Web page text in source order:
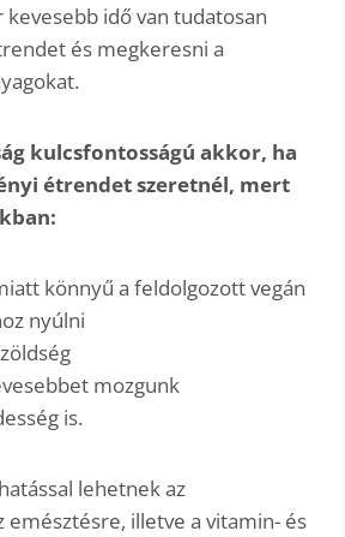
kevesebb idő van tudatosan
és megkeresni a
kulcsfontosságú akkor, ha
étrendet szeretnél, mert
könnyű a feldolgozott vegán
nyúlni
mozgunk
is.
lehetnek az
emésztésre, illetve a vitamin- és